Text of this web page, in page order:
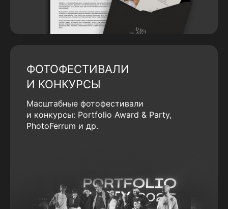
ФОТОФЕСТИВАЛИ
И КОНКУРСЫ
Масштабные фотофестивали
и конкурсы: Portfolio Award & Party,
PhotoFerrum и др.